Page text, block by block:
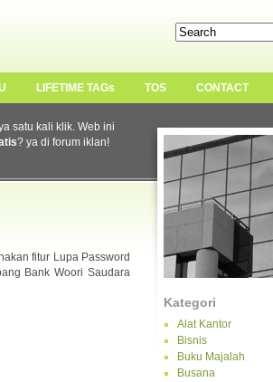
LIFETIME TAGs TOS CONTACT
Kategori
Alat Kantor
Bisnis
Buku Majalah
Busana
satu kali klik. Web ini
? ya di forum iklan!
fitur Lupa Password
Bank Woori Saudara